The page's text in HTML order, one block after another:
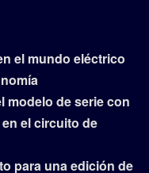
el mundo eléctrico
modelo de serie con
el circuito de
para una edición de